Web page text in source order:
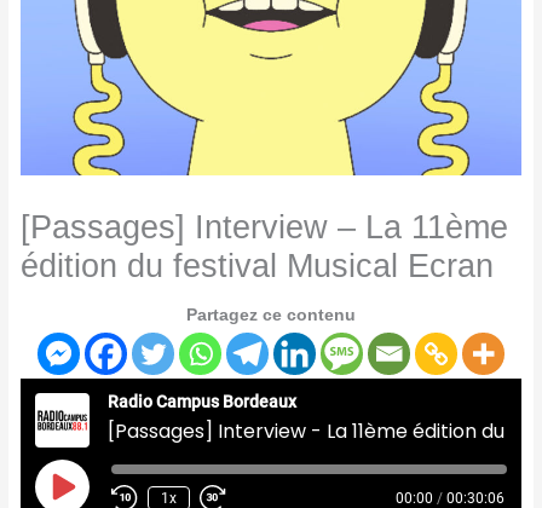
[Passages] Interview – La 11ème
édition du festival Musical Ecran
Partagez ce contenu
Radio Campus Bordeaux
Play
Episode
1x 00:00 / 00:30:06